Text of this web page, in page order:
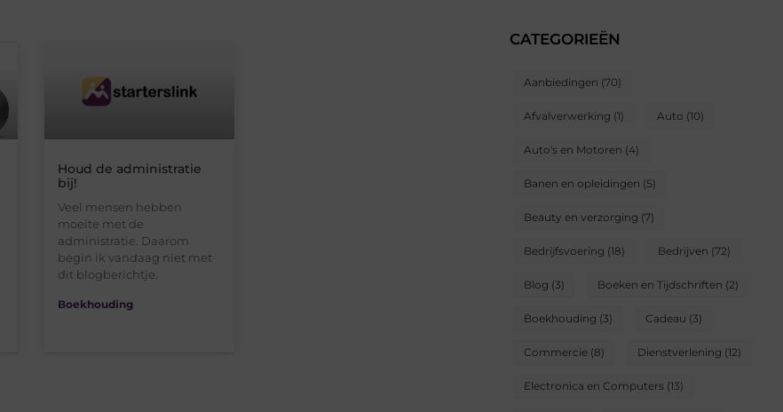
Houd de administratie
bij!
Veel mensen hebben
moeite met de
administratie. Daarom
begin ik vandaag niet met
dit blogberichtje.
Boekhouding
CATEGORIEËN
Aanbiedingen (70)
Afvalverwerking (1) Auto (10)
Auto's en Motoren (4)
Banen en opleidingen (5)
Beauty en verzorging (7)
Bedrijfsvoering (18) Bedrijven (72)
Blog (3) Boeken en Tijdschriften (2)
Boekhouding (3) Cadeau (3)
Commercie (8) Dienstverlening (12)
Electronica en Computers (13)